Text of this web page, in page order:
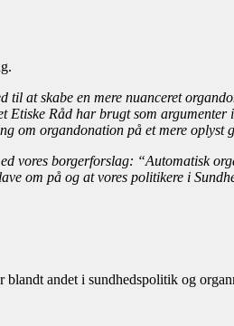
at skabe en mere nuanceret
Råd har brugt som argumenter
om organdonation på et mere oplyst
vores borgerforslag: “Automatisk
om på og at vores politikere i
andet i sundhedspolitik og